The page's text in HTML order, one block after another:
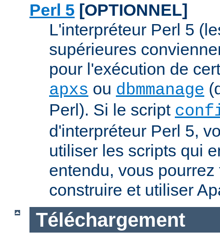
Perl 5 [OPTIONNEL]
L'interpréteur Perl 5
supérieures
pour l'exécution de
apxs ou dbmmanage
Perl). Si le script
d'interpréteur Perl 5,
utiliser les scripts qui
entendu, vous
construire et utiliser
Téléchargement